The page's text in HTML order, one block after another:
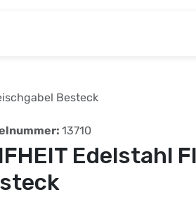
Besteck
13710
Edelstahl